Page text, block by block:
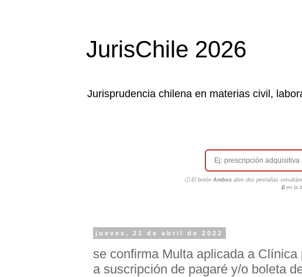
JurisChile 2026
Jurisprudencia chilena en materias civil,
ⓘ El botón Ambosabre dos pestañas
🔒 en la
jueves, 21 de abril de 2022
se confirma Multa aplicada a
a suscripción de pagaré y/o boleta